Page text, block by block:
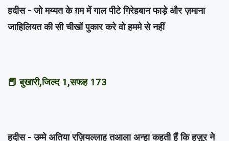
हदीस - जो मय्यत के ग़म में गाल पीटे गिरेहबान फाड़े और ज़माना
जाहिलियत की सी चीखों पुकार करे वो हममे से नहीं
📕 बुखारी,जिल्द 1,सफह 173
हदीस - उम्मे अतिया रज़ियल्लाहु तआला अन्हा कहती हैं कि हुज़ूर ने